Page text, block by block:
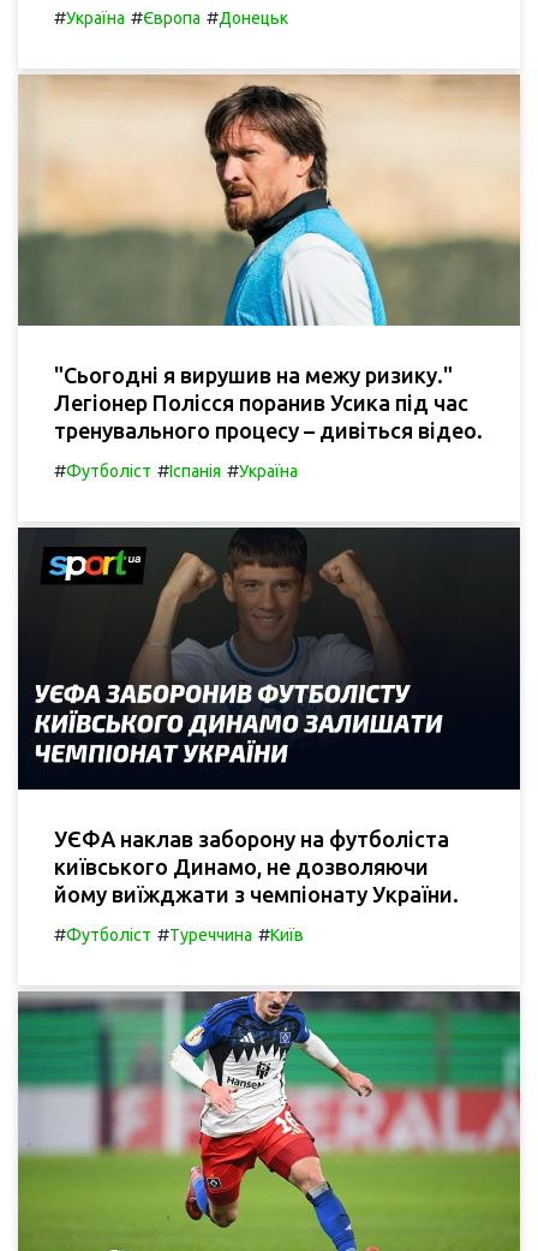
#Україна #Європа #Донецьк
"Сьогодні я вирушив на межу ризику."
Легіонер Полісся поранив Усика під час
тренувального процесу – дивіться відео.
#Футболіст #Іспанія #Україна
УЄФА наклав заборону на футболіста
київського Динамо, не дозволяючи
йому виїжджати з чемпіонату України.
#Футболіст #Туреччина #Київ